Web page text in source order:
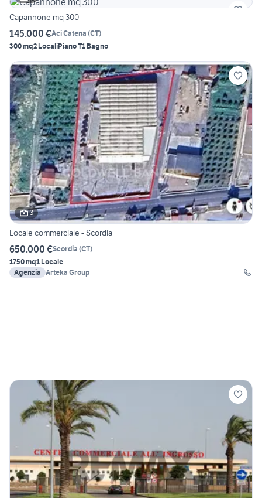
Capannone mq 300
145.000 €Aci Catena (CT)
300 mq2 LocaliPiano T1 Bagno
3
Locale commerciale - Scordia
650.000 €Scordia (CT)
1750 mq1 Locale
Agenzia Arteka Group